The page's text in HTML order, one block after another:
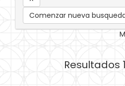
Comenzar nueva
Resultados